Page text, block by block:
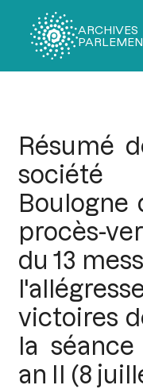
ARCHIVES
Résumé
société
Boulogne
procès-
du 13
victoires
la
an II (8